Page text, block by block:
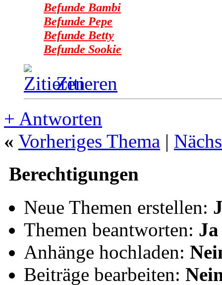
Befunde Bambi
Befunde Pepe
Befunde Betty
Befunde Sookie
Zitieren
+ Antworten
« Vorheriges Thema |
Berechtigungen
Neue Themen erstellen:
Themen beantworten: Ja
Anhänge hochladen:
Beiträge bearbeiten: